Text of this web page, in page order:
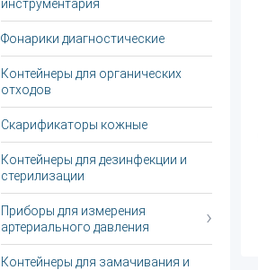
инструментария
Фонарики диагностические
Контейнеры для органических
отходов
Скарификаторы кожные
Контейнеры для дезинфекции и
стерилизации
Приборы для измерения
артериального давления
Контейнеры для замачивания и